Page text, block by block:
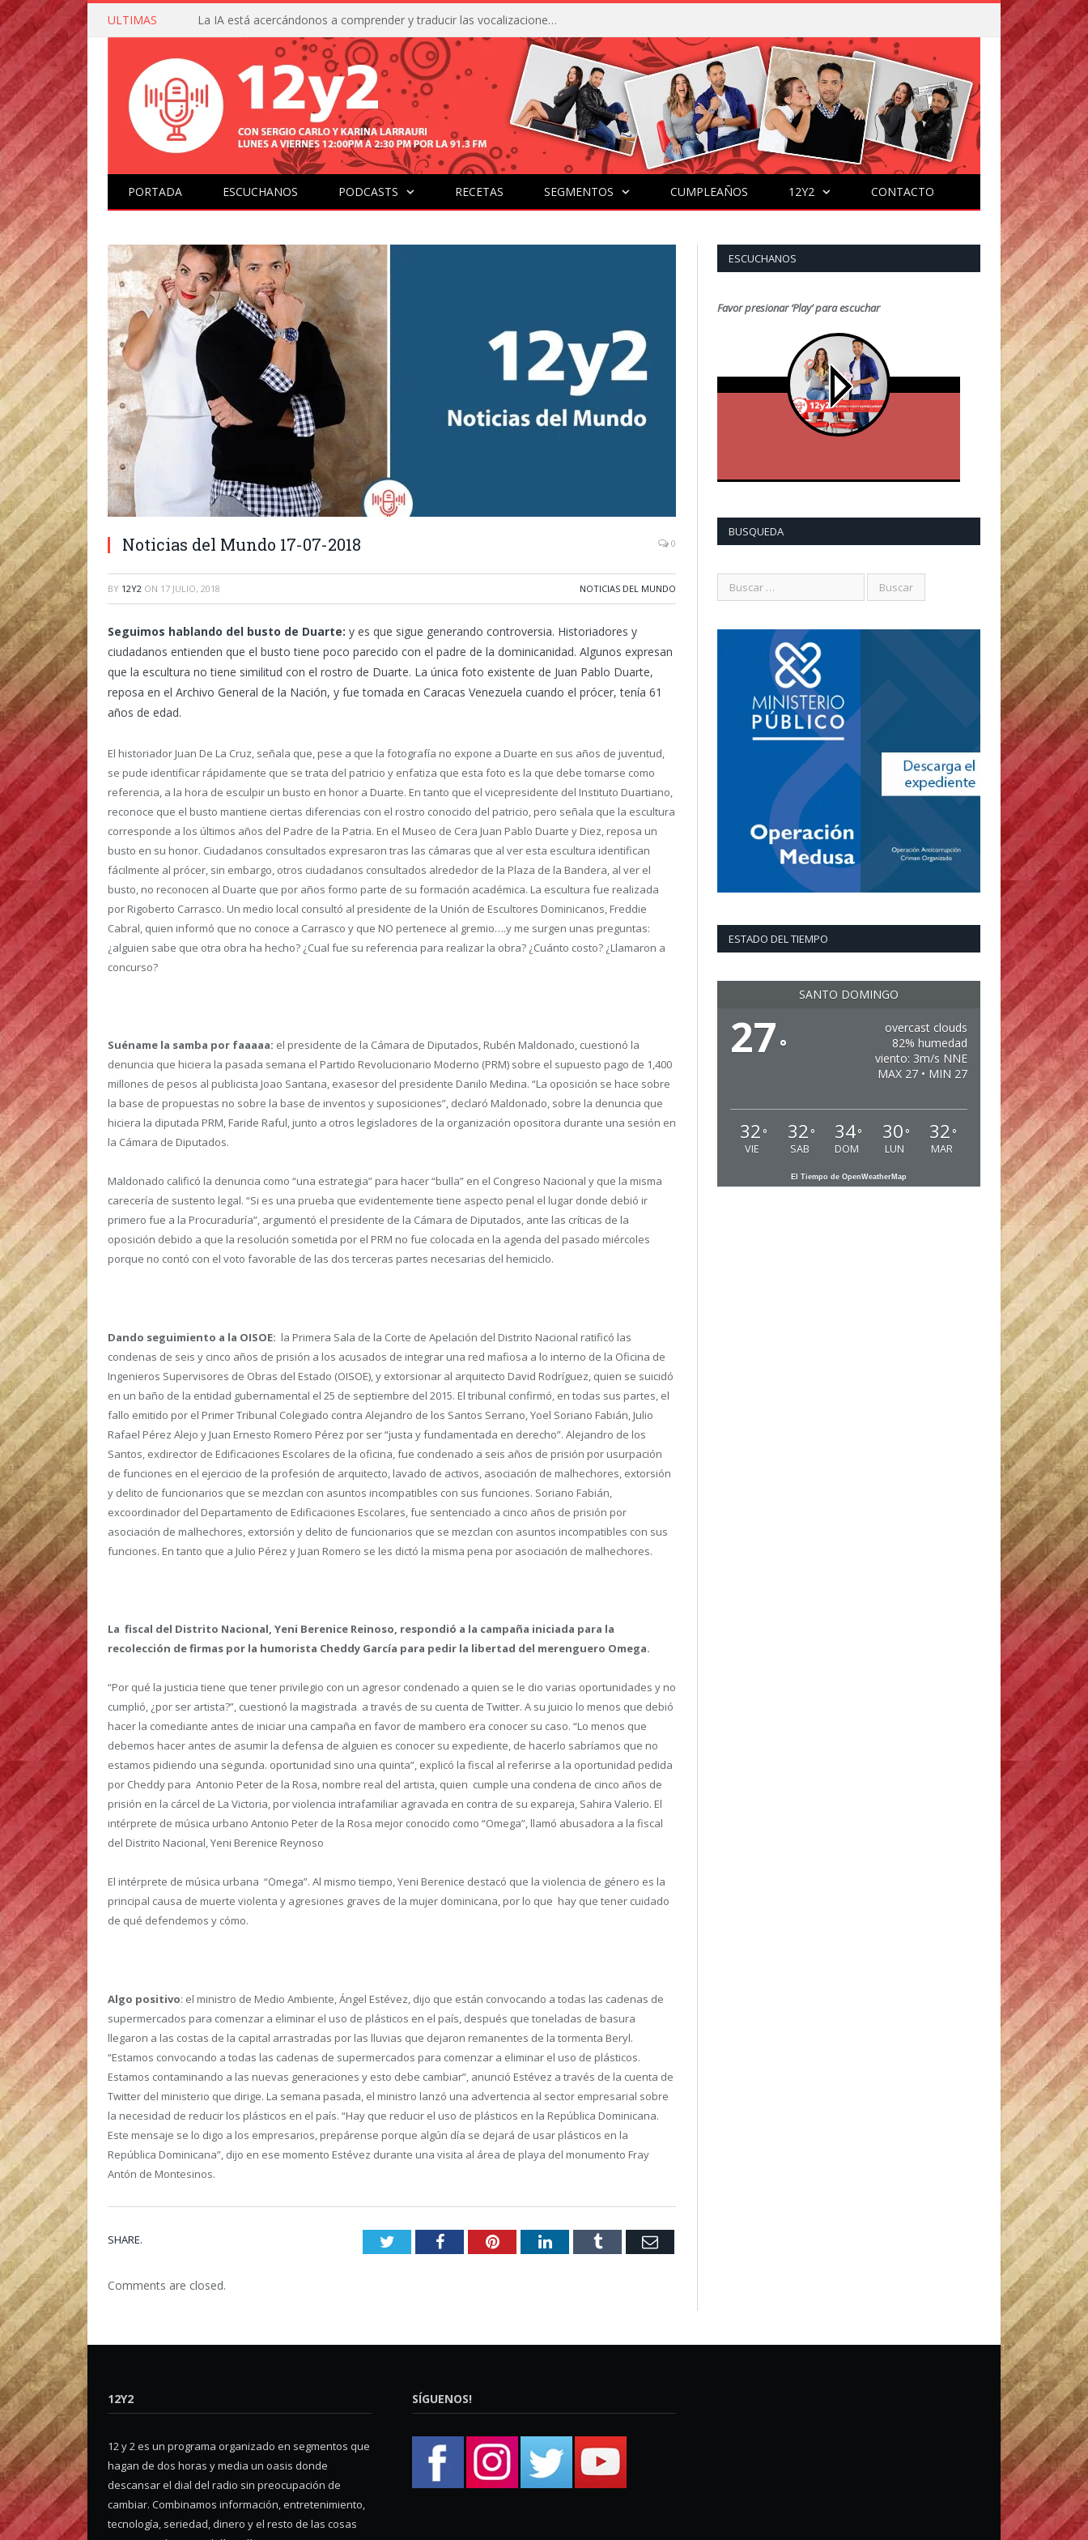
ULTIMAS La IA está acercándonos a comprender y traducir las vocalizaciones y comportamientos de nuestras mascotas
PORTADA ESCUCHANOS PODCASTS RECETAS SEGMENTOS CUMPLEAÑOS 12Y2 CONTACTO
Noticias del Mundo 17-07-2018 0
BY 12Y2 ON 17 JULIO, 2018 NOTICIAS DEL MUNDO
Seguimos hablando del busto de Duarte: y es que sigue generando controversia. Historiadores y
ciudadanos entienden que el busto tiene poco parecido con el padre de la dominicanidad. Algunos expresan
que la escultura no tiene similitud con el rostro de Duarte. La única foto existente de Juan Pablo Duarte,
reposa en el Archivo General de la Nación, y fue tomada en Caracas Venezuela cuando el prócer, tenía 61
años de edad.
El historiador Juan De La Cruz, señala que, pese a que la fotografía no expone a Duarte en sus años de juventud,
se pude identificar rápidamente que se trata del patricio y enfatiza que esta foto es la que debe tomarse como
referencia, a la hora de esculpir un busto en honor a Duarte. En tanto que el vicepresidente del Instituto Duartiano,
reconoce que el busto mantiene ciertas diferencias con el rostro conocido del patricio, pero señala que la escultura
corresponde a los últimos años del Padre de la Patria. En el Museo de Cera Juan Pablo Duarte y Diez, reposa un
busto en su honor. Ciudadanos consultados expresaron tras las cámaras que al ver esta escultura identifican
fácilmente al prócer, sin embargo, otros ciudadanos consultados alrededor de la Plaza de la Bandera, al ver el
busto, no reconocen al Duarte que por años formo parte de su formación académica. La escultura fue realizada
por Rigoberto Carrasco. Un medio local consultó al presidente de la Unión de Escultores Dominicanos, Freddie
Cabral, quien informó que no conoce a Carrasco y que NO pertenece al gremio….y me surgen unas preguntas:
¿alguien sabe que otra obra ha hecho? ¿Cual fue su referencia para realizar la obra? ¿Cuánto costo? ¿Llamaron a
concurso?
Suéname la samba por faaaaa: el presidente de la Cámara de Diputados, Rubén Maldonado, cuestionó la
denuncia que hiciera la pasada semana el Partido Revolucionario Moderno (PRM) sobre el supuesto pago de 1,400
millones de pesos al publicista Joao Santana, exasesor del presidente Danilo Medina. “La oposición se hace sobre
la base de propuestas no sobre la base de inventos y suposiciones”, declaró Maldonado, sobre la denuncia que
hiciera la diputada PRM, Faride Raful, junto a otros legisladores de la organización opositora durante una sesión en
la Cámara de Diputados.
Maldonado calificó la denuncia como “una estrategia” para hacer “bulla” en el Congreso Nacional y que la misma
carecería de sustento legal. “Si es una prueba que evidentemente tiene aspecto penal el lugar donde debió ir
primero fue a la Procuraduría”, argumentó el presidente de la Cámara de Diputados, ante las críticas de la
oposición debido a que la resolución sometida por el PRM no fue colocada en la agenda del pasado miércoles
porque no contó con el voto favorable de las dos terceras partes necesarias del hemiciclo.
Dando seguimiento a la OISOE: la Primera Sala de la Corte de Apelación del Distrito Nacional ratificó las
condenas de seis y cinco años de prisión a los acusados de integrar una red mafiosa a lo interno de la Oficina de
Ingenieros Supervisores de Obras del Estado (OISOE), y extorsionar al arquitecto David Rodríguez, quien se suicidó
en un baño de la entidad gubernamental el 25 de septiembre del 2015. El tribunal confirmó, en todas sus partes, el
fallo emitido por el Primer Tribunal Colegiado contra Alejandro de los Santos Serrano, Yoel Soriano Fabián, Julio
Rafael Pérez Alejo y Juan Ernesto Romero Pérez por ser “justa y fundamentada en derecho”. Alejandro de los
Santos, exdirector de Edificaciones Escolares de la oficina, fue condenado a seis años de prisión por usurpación
de funciones en el ejercicio de la profesión de arquitecto, lavado de activos, asociación de malhechores, extorsión
y delito de funcionarios que se mezclan con asuntos incompatibles con sus funciones. Soriano Fabián,
excoordinador del Departamento de Edificaciones Escolares, fue sentenciado a cinco años de prisión por
asociación de malhechores, extorsión y delito de funcionarios que se mezclan con asuntos incompatibles con sus
funciones. En tanto que a Julio Pérez y Juan Romero se les dictó la misma pena por asociación de malhechores.
La fiscal del Distrito Nacional, Yeni Berenice Reinoso, respondió a la campaña iniciada para la
recolección de firmas por la humorista Cheddy García para pedir la libertad del merenguero Omega.
“Por qué la justicia tiene que tener privilegio con un agresor condenado a quien se le dio varias oportunidades y no
cumplió, ¿por ser artista?”, cuestionó la magistrada a través de su cuenta de Twitter. A su juicio lo menos que debió
hacer la comediante antes de iniciar una campaña en favor de mambero era conocer su caso. “Lo menos que
debemos hacer antes de asumir la defensa de alguien es conocer su expediente, de hacerlo sabríamos que no
estamos pidiendo una segunda. oportunidad sino una quinta”, explicó la fiscal al referirse a la oportunidad pedida
por Cheddy para Antonio Peter de la Rosa, nombre real del artista, quien cumple una condena de cinco años de
prisión en la cárcel de La Victoria, por violencia intrafamiliar agravada en contra de su expareja, Sahira Valerio. El
intérprete de música urbano Antonio Peter de la Rosa mejor conocido como “Omega”, llamó abusadora a la fiscal
del Distrito Nacional, Yeni Berenice Reynoso
El intérprete de música urbana “Omega”. Al mismo tiempo, Yeni Berenice destacó que la violencia de género es la
principal causa de muerte violenta y agresiones graves de la mujer dominicana, por lo que hay que tener cuidado
de qué defendemos y cómo.
Algo positivo: el ministro de Medio Ambiente, Ángel Estévez, dijo que están convocando a todas las cadenas de
supermercados para comenzar a eliminar el uso de plásticos en el país, después que toneladas de basura
llegaron a las costas de la capital arrastradas por las lluvias que dejaron remanentes de la tormenta Beryl.
“Estamos convocando a todas las cadenas de supermercados para comenzar a eliminar el uso de plásticos.
Estamos contaminando a las nuevas generaciones y esto debe cambiar”, anunció Estévez a través de la cuenta de
Twitter del ministerio que dirige. La semana pasada, el ministro lanzó una advertencia al sector empresarial sobre
la necesidad de reducir los plásticos en el país. “Hay que reducir el uso de plásticos en la República Dominicana.
Este mensaje se lo digo a los empresarios, prepárense porque algún día se dejará de usar plásticos en la
República Dominicana”, dijo en ese momento Estévez durante una visita al área de playa del monumento Fray
Antón de Montesinos.
SHARE. TwitterFacebookPinterestLinkedInTumblr Email
Comments are closed.
ESCUCHANOS
Favor presionar ‘Play’ para escuchar
BUSQUEDA
ESTADO DEL TIEMPO
SANTO DOMINGO
27 °
overcast clouds
82% humedad
viento: 3m/s NNE
MAX 27 • MIN 27
32 °
VIE
32 °
SAB
34°
DOM
30 °
LUN
32 °
MAR
El Tiempo de OpenWeatherMap
12Y2
12 y 2 es un programa organizado en segmentos que
hagan de dos horas y media un oasis donde
descansar el dial del radio sin preocupación de
cambiar. Combinamos información, entretenimiento,
tecnología, seriedad, dinero y el resto de las cosas
SÍGUENOS!